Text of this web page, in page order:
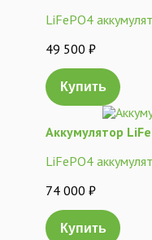
LiFePO4
49 500 ₽
Купить
Аккумулятор
LiFePO4
74 000 ₽
Купить